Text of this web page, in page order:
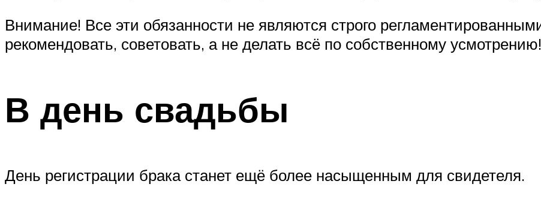
Внимание! Все эти обязанности не являются строго
рекомендовать, советовать, а не делать всё по собственному усмотрению!
В день свадьбы
День регистрации брака станет ещё более насыщенным для свидетеля.